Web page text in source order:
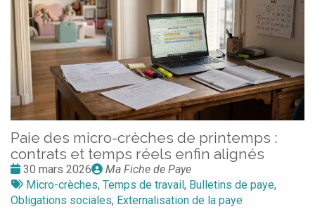
Paie des micro-crèches de printemps :
contrats et temps réels enfin alignés
Date
:
30 mars 2026
Publié
par
Ma Fiche de Paye
Tags
:
Micro-crèches, Temps de travail, Bulletins de paye,
Obligations sociales, Externalisation de la paye